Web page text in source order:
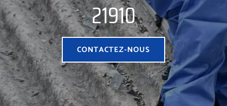
21910
CONTACTEZ-NOUS